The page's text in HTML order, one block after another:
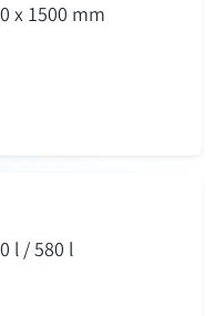
x 1500 mm
l / 580 l